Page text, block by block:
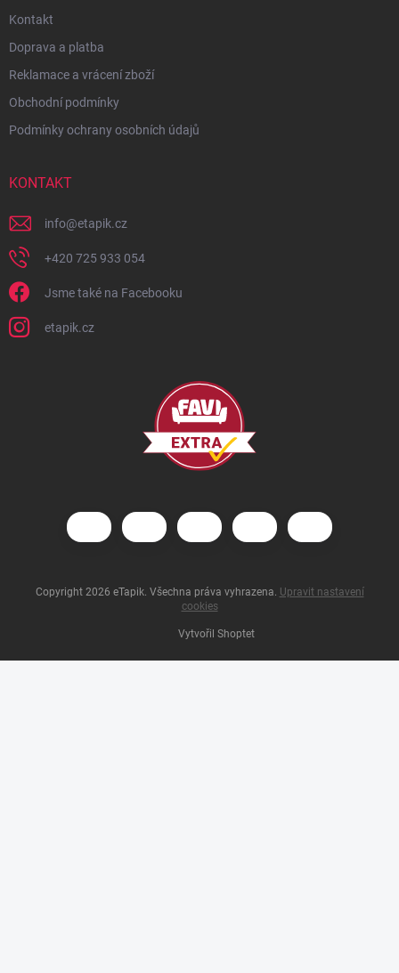
Kontakt
Doprava a platba
Reklamace a vrácení zboží
Obchodní podmínky
Podmínky ochrany osobních údajů
KONTAKT
info@etapik.cz
+420 725 933 054
Jsme také na Facebooku
etapik.cz
Vytvořil Shoptet
Copyright 2026 eTapik. Všechna práva vyhrazena. Upravit nastavení
cookies